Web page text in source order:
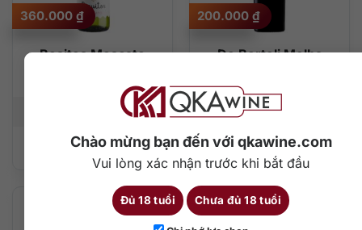
Chào mừng bạn đến với qkawine.com
Vui lòng xác nhận trước khi bắt đầu
Đủ 18 tuổi Chưa đủ 18 tuổi
Besitos Moscato
360.000 ₫
11%
Thêm vào giỏ hàng
De Bortoli Melba
Sauvignon Yarra Valley
200.000 ₫
750 ml
Thêm vào giỏ hàng